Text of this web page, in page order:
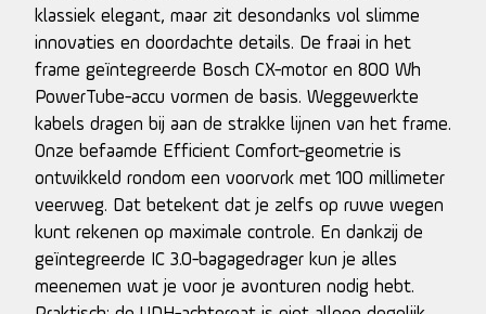
klassiek elegant, maar zit desondanks vol slimme
innovaties en doordachte details. De fraai in het
frame geïntegreerde Bosch CX-motor en 800 Wh
PowerTube-accu vormen de basis. Weggewerkte
kabels dragen bij aan de strakke lijnen van het frame.
Onze befaamde Efficient Comfort-geometrie is
ontwikkeld rondom een voorvork met 100 millimeter
veerweg. Dat betekent dat je zelfs op ruwe wegen
kunt rekenen op maximale controle. En dankzij de
geïntegreerde IC 3.0-bagagedrager kun je alles
meenemen wat je voor je avonturen nodig hebt.